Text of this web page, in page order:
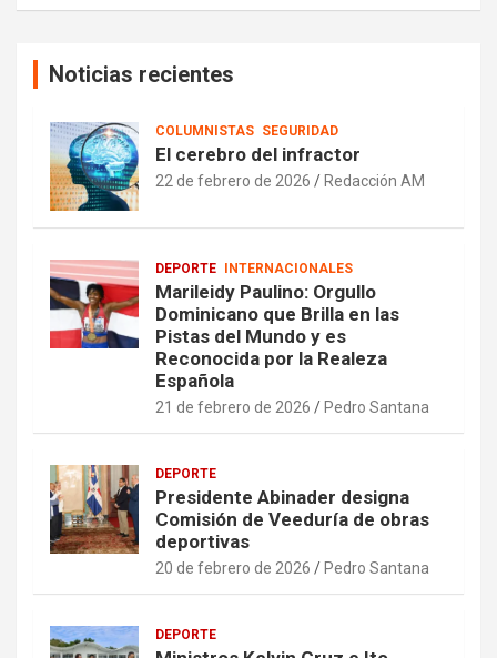
Noticias recientes
COLUMNISTAS SEGURIDAD
El cerebro del infractor
22 de febrero de 2026 Redacción AM
DEPORTE INTERNACIONALES
Marileidy Paulino: Orgullo
Dominicano que Brilla en las
Pistas del Mundo y es
Reconocida por la Realeza
Española
21 de febrero de 2026 Pedro Santana
DEPORTE
Presidente Abinader designa
Comisión de Veeduría de obras
deportivas
20 de febrero de 2026 Pedro Santana
DEPORTE